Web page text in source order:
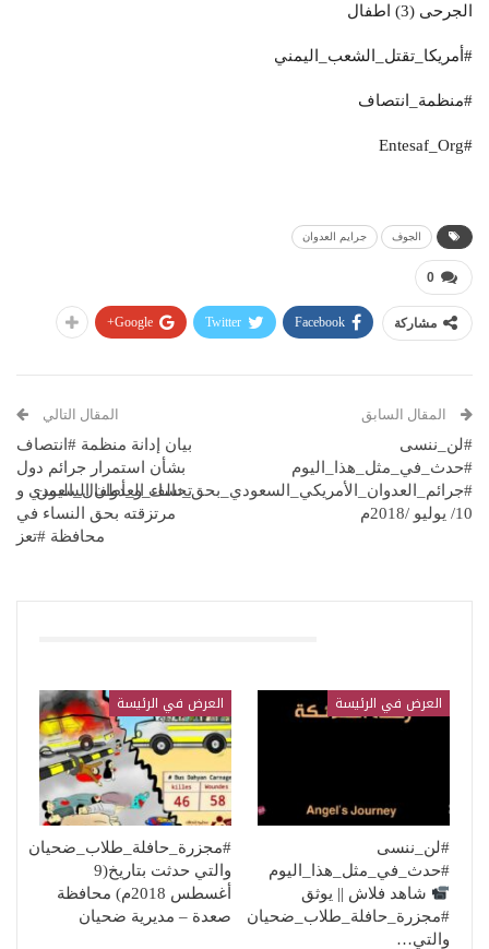
الجرحى (3) اطفال
#أمريكا_تقتل_الشعب_اليمني
#منظمة_انتصاف
#Entesaf_Org
الجوف جرايم العدوان
0
مشاركة Facebook
Twitter
Google+
المقال السابق
#لن_ننسى
#حدث_في_مثل_هذا_اليوم
#جرائم_العدوان_الأمريكي_السعودي_بحق_نساء_و_أطفال_اليمن
10/ يوليو /2018م
المقال التالي
بيان إدانة منظمة #انتصاف
بشأن استمرار جرائم دول
تحالف العدوان السعودي و
مرتزقته بحق النساء في
محافظة #تعز
العرض في الرئيسة
#لن_ننسى
#حدث_في_مثل_هذا_اليوم
شاهد فلاش || يوثق
#مجزرة_حافلة_طلاب_ضحيان
والتي…
العرض في الرئيسة
#مجزرة_حافلة_طلاب_ضحيان
والتي حدثت بتاريخ(9
أغسطس 2018م) محافظة
صعدة – مديرية ضحيان